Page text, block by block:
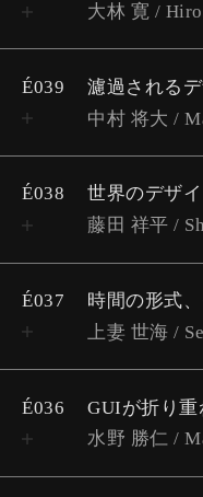
大林 寛 /
É039
中村 将大 /
É038
世界のデザ
藤田 祥平 /
É037 時間の形式
上妻 世海 /
É036
水野 勝仁 /